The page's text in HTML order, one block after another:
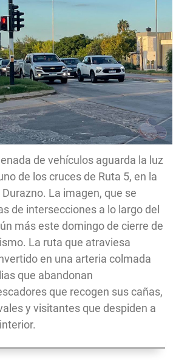
de vehículos aguarda la luz
de los cruces de Ruta 5, en la
La imagen, que se
de intersecciones a lo largo del
más este domingo de cierre de
La ruta que atraviesa
en una arteria colmada
que abandonan
que recogen sus cañas,
y visitantes que despiden a